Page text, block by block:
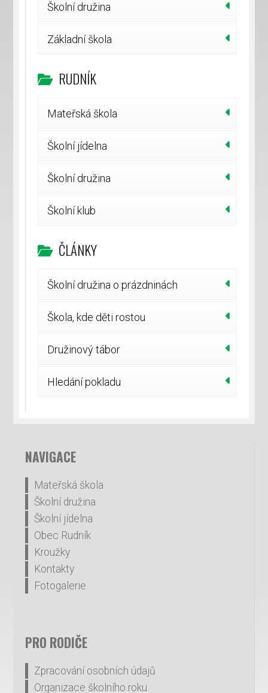
Školní družina
Základní škola
RUDNÍK
Mateřská škola
Školní jídelna
Školní družina
Školní klub
ČLÁNKY
Školní družina o prázdninách
Škola, kde děti rostou
Družinový tábor
Hledání pokladu
NAVIGACE
Mateřská škola
Školní družina
Školní jídelna
Obec Rudník
Kroužky
Kontakty
Fotogalerie
PRO RODIČE
Zpracování osobních údajů
Organizace školního roku